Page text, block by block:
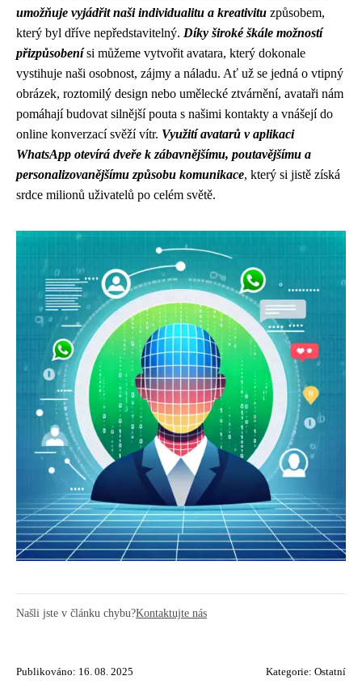
umožňuje vyjádřit naši individualitu a kreativitu způsobem,
který byl dříve nepředstavitelný. Díky široké škále možností
přizpůsobenísi můžeme vytvořit avatara, který dokonale
vystihuje naši osobnost, zájmy a náladu. Ať už se jedná o vtipný
obrázek, roztomilý design nebo umělecké ztvárnění, avataři nám
pomáhají budovat silnější pouta s našimi kontakty a vnášejí do
online konverzací svěží vítr. Využití avatarů v aplikaci
WhatsApp otevírá dveře k zábavnějšímu, poutavějšímu a
personalizovanějšímu způsobu komunikace, který si jistě získá
srdce milionů uživatelů po celém světě.
Našli jste v článku chybu?Kontaktujte nás
Publikováno: 16. 08. 2025 Kategorie: Ostatní